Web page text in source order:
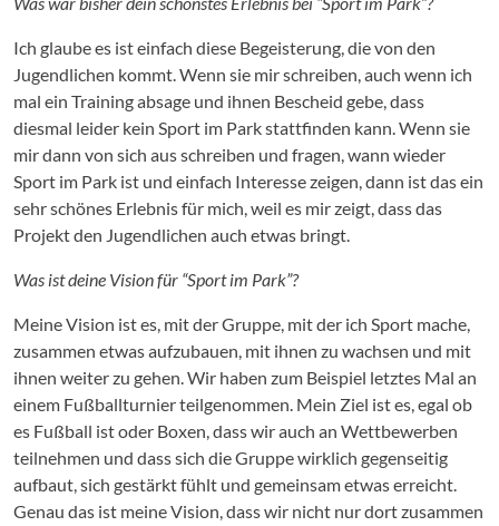
Ich glaube es ist einfach diese Begeisterung, die von den
Jugendlichen kommt. Wenn sie mir schreiben, auch wenn ich
mal ein Training absage und ihnen Bescheid gebe, dass
diesmal leider kein Sport im Park stattfinden kann. Wenn sie
mir dann von sich aus schreiben und fragen, wann wieder
Sport im Park ist und einfach Interesse zeigen, dann ist das ein
sehr schönes Erlebnis für mich, weil es mir zeigt, dass das
Projekt den Jugendlichen auch etwas bringt.
Was ist deine Vision für “Sport im Park”?
Meine Vision ist es, mit der Gruppe, mit der ich Sport mache,
zusammen etwas aufzubauen, mit ihnen zu wachsen und mit
ihnen weiter zu gehen. Wir haben zum Beispiel letztes Mal an
einem Fußballturnier teilgenommen. Mein Ziel ist es, egal ob
es Fußball ist oder Boxen, dass wir auch an Wettbewerben
teilnehmen und dass sich die Gruppe wirklich gegenseitig
aufbaut, sich gestärkt fühlt und gemeinsam etwas erreicht.
Genau das ist meine Vision, dass wir nicht nur dort zusammen